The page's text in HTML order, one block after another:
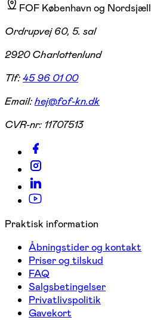
FOF København og
Ordrupvej 60, 5. sal
2920 Charlottenlund
Tlf:45 96 01 00
Email:hej@fof-kn.dk
CVR-nr: 11707513
Praktisk information
Åbningstider og kontakt
Priser og tilskud
FAQ
Salgsbetingelser
Privatlivspolitik
Gavekort